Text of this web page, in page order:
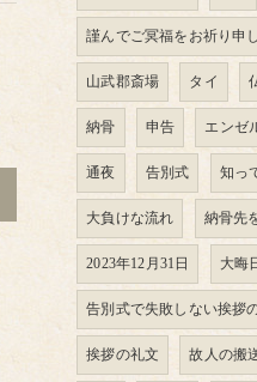
謹んでご冥福をお祈り申
山武郡斎場 タイ
納骨 申告 エンゼ
通夜 告別式 知っ
大負けな流れ 納骨先
2023年12月31日 大晦
告別式で失敗しない挨拶
挨拶の礼文 故人の搬